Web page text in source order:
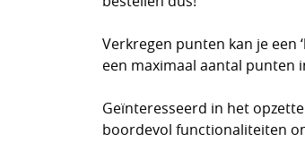
Verkregen punten kan je een
een maximaal aantal punten
Geïnteresseerd in het
boordevol functionaliteiten